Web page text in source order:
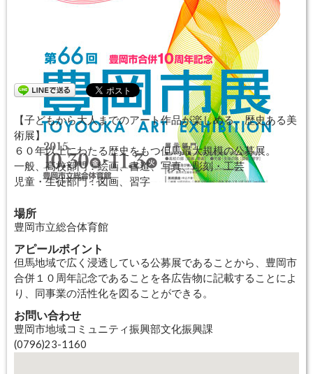
開催日：
2015年10月30日〜2015年11月03日終了しました
【子どもから大人までのアート作品が楽しめる、歴史ある美
術展】
６０年以上にわたる歴史をもつ但馬最大規模の公募展。
一般、高校部門：絵画、書道、写真、彫刻・工芸
児童・生徒部門：図画、習字
場所
豊岡市立総合体育館
アピールポイント
但馬地域で広く浸透している公募展であることから、豊岡市
合併１０周年記念であることを各広告物に記載することによ
り、同事業の活性化を図ることができる。
お問い合わせ
豊岡市地域コミュニティ振興部文化振興課
(0796)23-1160